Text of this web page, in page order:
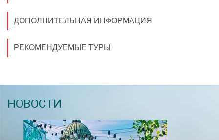
ДОПОЛНИТЕЛЬНАЯ ИНФОРМАЦИЯ
РЕКОМЕНДУЕМЫЕ ТУРЫ
НОВОСТИ